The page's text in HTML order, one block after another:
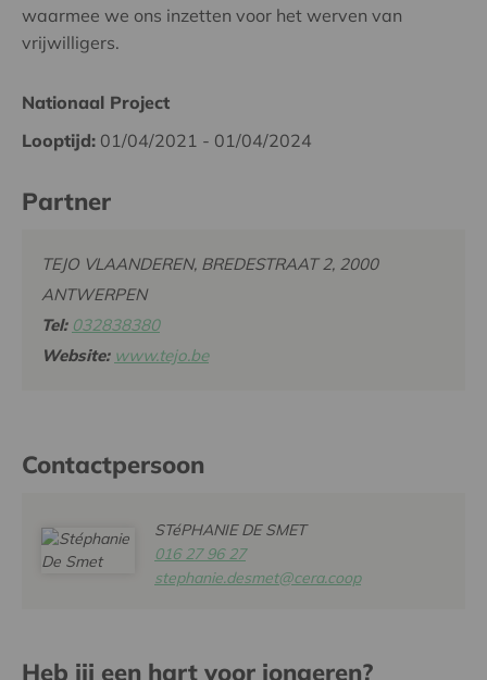
waarmee we ons inzetten voor het werven van
vrijwilligers.
Nationaal Project
Looptijd: 01/04/2021 - 01/04/2024
Partner
TEJO VLAANDEREN, BREDESTRAAT 2, 2000
ANTWERPEN
Tel: 032838380
Website: www.tejo.be
Contactpersoon
STéPHANIE DE SMET
016 27 96 27
stephanie.desmet@cera.coop
Heb jij een hart voor jongeren?